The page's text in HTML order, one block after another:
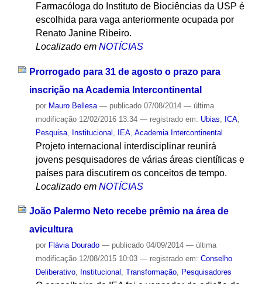
Farmacóloga do Instituto de Biociências da USP é
escolhida para vaga anteriormente ocupada por
Renato Janine Ribeiro.
Localizado em NOTÍCIAS
Prorrogado para 31 de agosto o prazo para
inscrição na Academia Intercontinental
por Mauro Bellesa — publicado07/08/2014 — última
modificação12/02/2016 13:34 — registrado em: Ubias ICA,
Pesquisa, Institucional IEA, Academia Intercontinental
Projeto internacional interdisciplinar reunirá
jovens pesquisadores de várias áreas científicas e
países para discutirem os conceitos de tempo.
Localizado em NOTÍCIAS
João Palermo Neto recebe prêmio na área de
avicultura
por Flávia Dourado — publicado04/09/2014 — última
modificação12/08/2015 10:03 — registrado em: Conselho
Deliberativo, Institucional , Transformação, Pesquisadores